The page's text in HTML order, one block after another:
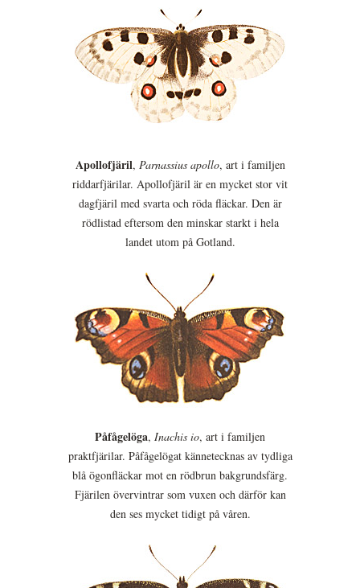
Apollofjäril, Parnassius apollo, art i familjen
riddarfjärilar. Apollofjäril är en mycket stor vit
dagfjäril med svarta och röda fläckar. Den är
rödlistad eftersom den minskar starkt i hela
landet utom på Gotland.
Påfågelöga, Inachis io, art i familjen
praktfjärilar. Påfågelögat kännetecknas av tydliga
blå ögonfläckar mot en rödbrun bakgrundsfärg.
Fjärilen övervintrar som vuxen och därför kan
den ses mycket tidigt på våren.